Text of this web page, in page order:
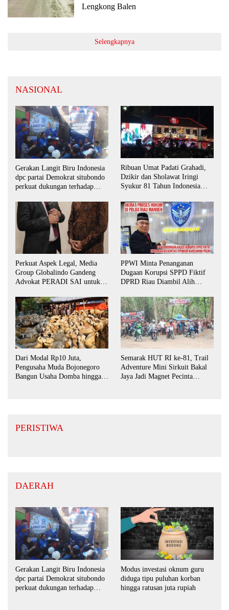
Lengkong Balen
Selengkapnya
NASIONAL
Gerakan Langit Biru Indonesia
dpc partai Demokrat situbondo
perkuat dukungan terhadap
Ribuan Umat Padati Grahadi,
Dzikir dan Sholawat Iringi
Syukur 81 Tahun Indonesia
Perkuat Aspek Legal, Media
Group Globalindo Gandeng
Advokat PERADI SAI untuk
PPWI Minta Penanganan
Dugaan Korupsi SPPD Fiktif
DPRD Riau Diambil Alih
Dari Modal Rp10 Juta,
Pengusaha Muda Bojonegoro
Bangun Usaha Domba hingga
Semarak HUT RI ke-81, Trail
Adventure Mini Sirkuit Bakal
Jaya Jadi Magnet Pecinta
PERISTIWA
DAERAH
Gerakan Langit Biru Indonesia
dpc partai Demokrat situbondo
perkuat dukungan terhadap
Modus investasi oknum guru
diduga tipu puluhan korban
hingga ratusan juta rupiah